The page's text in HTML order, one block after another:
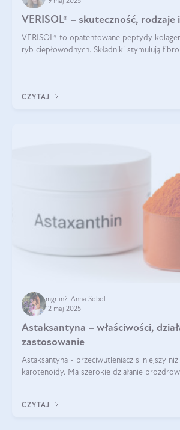
VERISOL® – skuteczność, rodzaje
VERISOL® to opatentowane peptydy
ryb ciepłowodnych. Składniki stymulują fibroblasty do
CZYTAJ
mgr inż. Anna Sobol
12 maj 2025
Astaksantyna – właściwości,
zastosowanie
Astaksantyna - przeciwutleniacz silniejszy
karotenoidy. Ma szerokie działanie
CZYTAJ